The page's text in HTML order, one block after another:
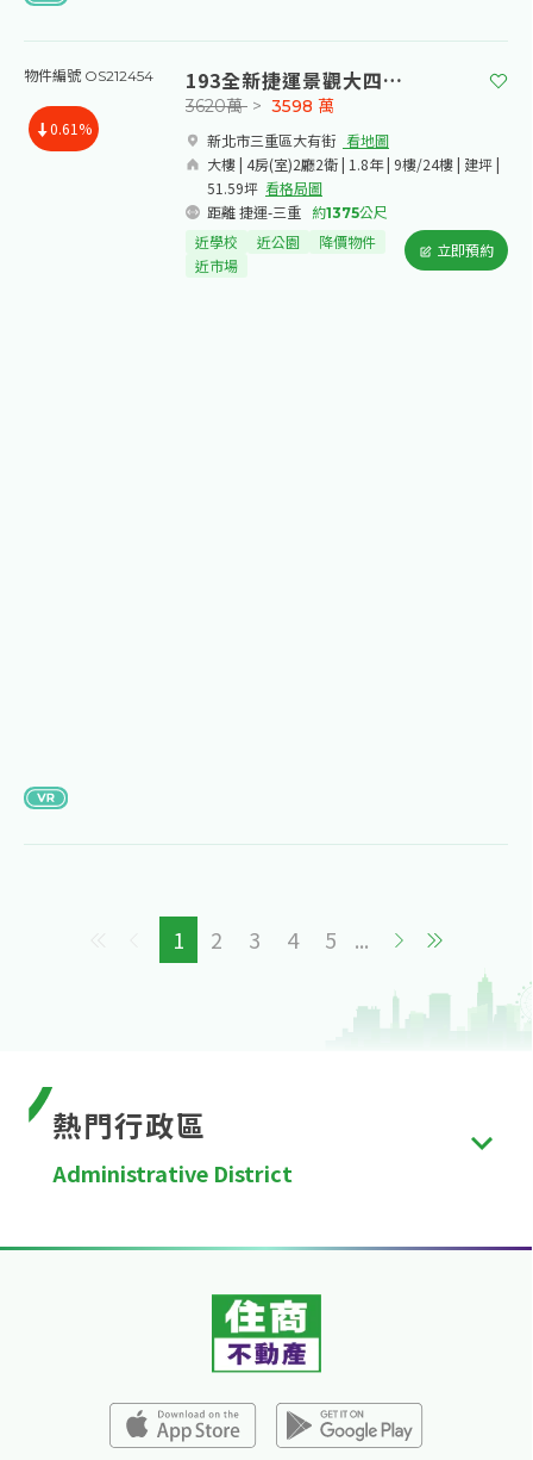
物件編號 OS212454
0.61%
193全新捷運景觀大四房車
新北市三重區大有街​ 看地圖
大樓 | 4房(室)2廳2衛 | 1.8年 | 9樓/24樓 | 建坪 |
51.59坪 看格局圖
距離 捷運-三重
約1375公尺
3620萬 > 3598 萬
近學校 近公園
降價物件
近市場
立即預約
1 2 3 4 5 ...
熱門行政區
Administrative District
市、新竹縣、苗栗縣、彰化縣、南投縣、雲林縣、嘉
基隆市、新竹市